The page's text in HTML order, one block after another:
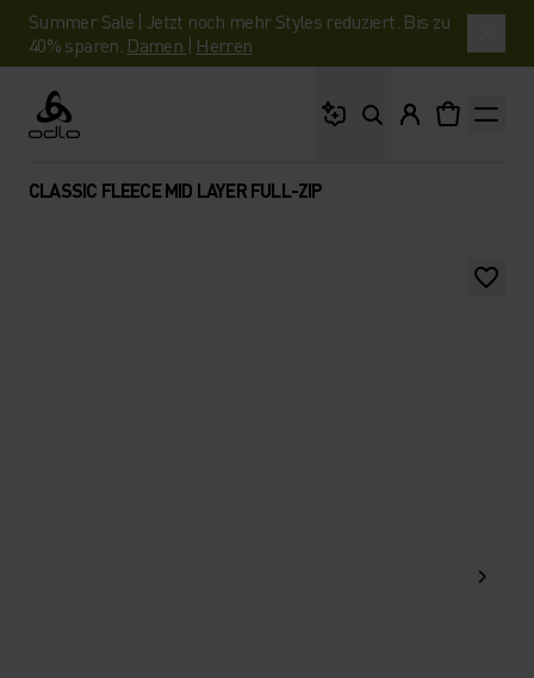
Summer Sale | Jetzt noch mehr Styles reduziert. Bis zu
40% sparen. Damen | Herren
Odlo
CLASSIC FLEECE MID LAYER FULL-ZIP